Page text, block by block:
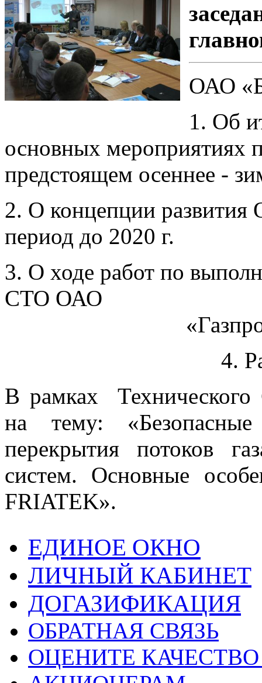
ОАО
1. Об
основных мероприятиях
предстоящем осеннее -
2. О концепции развития
период до 2020 г.
3. О ходе работ по
4.
В рамках Технического
на тему: «Безопасные
перекрытия потоков
систем. Основные
FRIATEK».
ЕДИНОЕ ОКНО
ЛИЧНЫЙ КАБИНЕТ
ДОГАЗИФИКАЦИЯ
ОБРАТНАЯ СВЯЗЬ
ОЦЕНИТЕ